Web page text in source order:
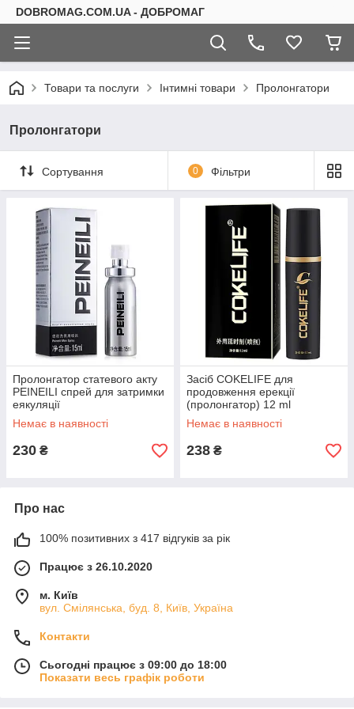
DOBROMAG.COM.UA - ДОБРОМАГ
Товари та послуги Інтимні товари Пролонгатори
Пролонгатори
Сортування 0 Фільтри
Пролонгатор статевого акту
PEINEILI спрей для затримки
еякуляції
Немає в наявності
230 ₴
Засіб COKELIFE для
продовження ерекції
(пролонгатор) 12 ml
Немає в наявності
238 ₴
Про нас
100% позитивних з 417 відгуків за рік
Працює з 26.10.2020
м. Київ
вул. Смілянська, буд. 8, Київ, Україна
Контакти
Сьогодні працює з 09:00 до 18:00
Показати весь графік роботи